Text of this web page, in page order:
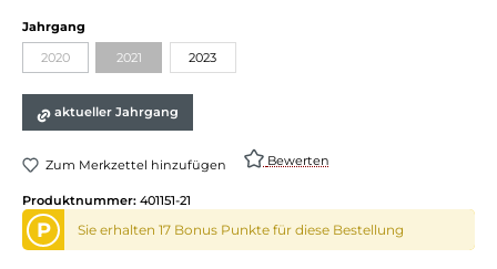
Jahrgang
2020(Diese Option ist zurzeit nicht verfügbar.)
2021(Diese Option ist zurzeit nicht verfügbar.)
2023
aktueller Jahrgang
Zum Merkzettel hinzufügen Bewerten
Produktnummer: 401151-21
P Sie erhalten 17 Bonus Punkte für diese Bestellung